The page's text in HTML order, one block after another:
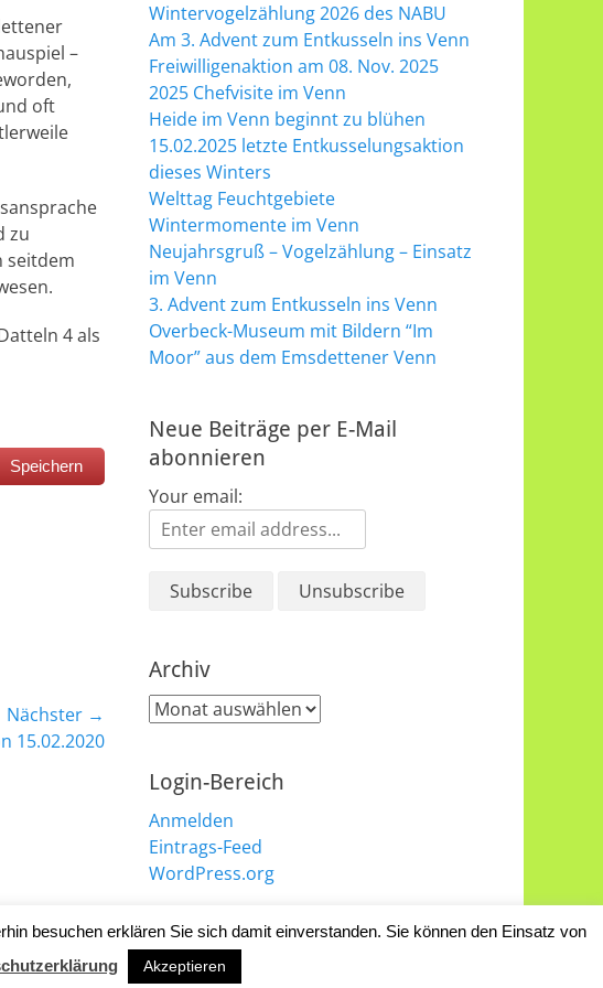
–
oft
zu
seitdem
4 als
Speichern
Nächster →
15.02.2020
Wintervogelzählung 2026 des NABU
Am 3. Advent zum Entkusseln ins Venn
Freiwilligenaktion am 08. Nov. 2025
2025 Chefvisite im Venn
Heide im Venn beginnt zu blühen
15.02.2025 letzte Entkusselungsaktion
dieses Winters
Welttag Feuchtgebiete
Wintermomente im Venn
Neujahrsgruß – Vogelzählung – Einsatz
im Venn
3. Advent zum Entkusseln ins Venn
Overbeck-Museum mit Bildern “Im
Moor” aus dem Emsdettener Venn
Neue Beiträge per E-Mail
abonnieren
Your email:
Archiv
Archiv
Login-Bereich
Anmelden
Eintrags-Feed
WordPress.org
| Catch Responsive Child von
besuchen erklären Sie sich damit einverstanden. Sie können den Einsatz von
Akzeptieren